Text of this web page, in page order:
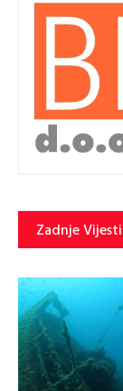
Zadnje Vijesti